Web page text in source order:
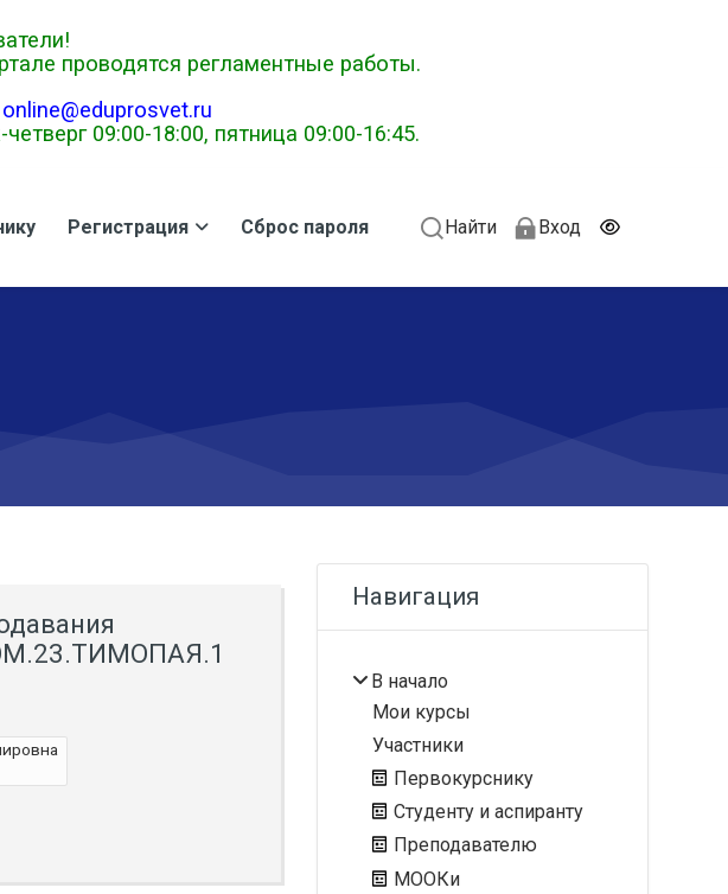
проводятся регламентные работы.
online@eduprosvet.ru
09:00-18:00, пятница 09:00-16:45.
Регистрация Сброс пароля Найти Вход
Блоки
Навигация
В начало
Мои курсы
Участники
Первокурснику
Студенту и аспиранту
Преподавателю
МООКи